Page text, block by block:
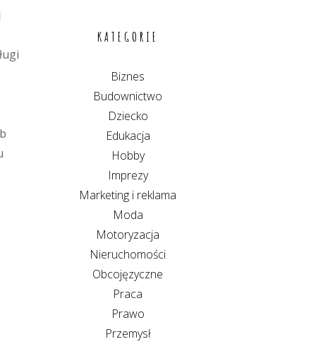
KATEGORIE
Biznes
Budownictwo
Dziecko
Edukacja
Hobby
Imprezy
Marketing i reklama
Moda
Motoryzacja
Nieruchomości
Obcojęzyczne
Praca
Prawo
Przemysł